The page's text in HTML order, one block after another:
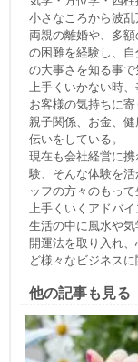
小さなころから波乱
両親の離婚や、多
の困難を経験し、
の大事さを知る事で
上手くいかない時
お客様の気持ちに
親子関係、お金、
伝いをしている。
現在も会社経営に
験、そんな体験を
ッフの方々のもっ
上手くいくアドバイ
生活の中に風水や
開運法を取り入れ
ど様々なビジネスに
他の記事も見る